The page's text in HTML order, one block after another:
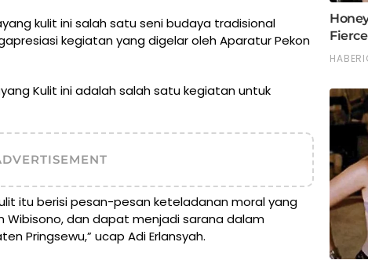
kulit ini salah satu seni budaya tradisional
kegiatan yang digelar oleh Aparatur Pekon
Kulit ini adalah salah satu kegiatan untuk
itu berisi pesan-pesan keteladanan moral yang
Wibisono, dan dapat menjadi sarana dalam
Pringsewu,” ucap Adi Erlansyah.